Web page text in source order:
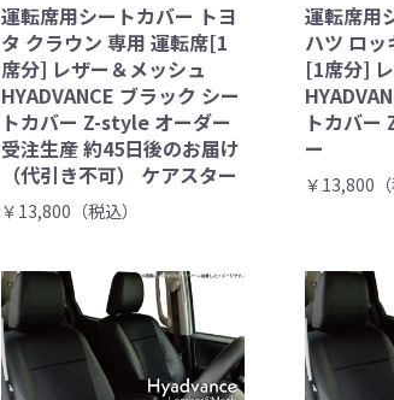
運転席用シートカバー トヨ
タ クラウン 専用 運転席[1
席分] レザー＆メッシュ
HYADVANCE ブラック シー
トカバー Z-style オーダー
受注生産 約45日後のお届け
（代引き不可） ケアスター
￥13,800（税込）
運転席用
ハツ ロ
[1席分]
トカバー
ー
￥13,800（